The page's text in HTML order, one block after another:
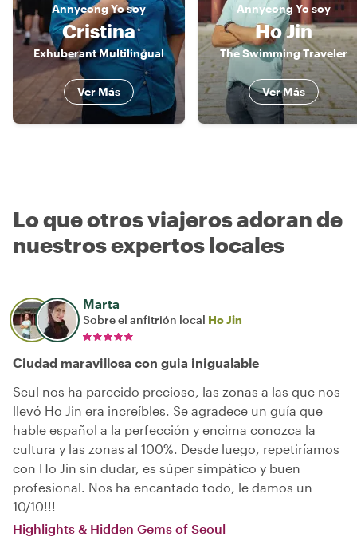
AnnyeongYo soy
Cristina
Exhuberant Multilingual
Ver Más
Annyeong Yo soy
Ho Jin
The Swimming Traveler
Ver Más
Lo que otros viajeros adoran de
nuestros expertos locales
Marta
Sobre el anfitrión local Ho Jin
Ciudad maravillosa con guia inigualable
Seul nos ha parecido precioso, las zonas a las que nos
llevó Ho Jin era increíbles. Se agradece un guía que
hable español a la perfección y encima conozca la
cultura y las zonas al 100%. Desde luego, repetiríamos
con Ho Jin sin dudar, es súper simpático y buen
profesional. Nos ha encantado todo, le damos un
10/10!!!
Highlights & Hidden Gems of Seoul